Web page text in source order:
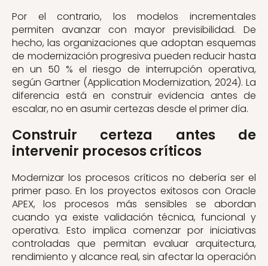
Por el contrario, los modelos incrementales
permiten avanzar con mayor previsibilidad. De
hecho, las organizaciones que adoptan esquemas
de modernización progresiva pueden reducir hasta
en un 50 % el riesgo de interrupción operativa,
según Gartner (Application Modernization, 2024). La
diferencia está en construir evidencia antes de
escalar, no en asumir certezas desde el primer día.
Construir certeza antes de
intervenir procesos críticos
Modernizar los procesos críticos no debería ser el
primer paso. En los proyectos exitosos con Oracle
APEX, los procesos más sensibles se abordan
cuando ya existe validación técnica, funcional y
operativa. Esto implica comenzar por iniciativas
controladas que permitan evaluar arquitectura,
rendimiento y alcance real, sin afectar la operación